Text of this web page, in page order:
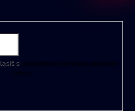
s podmínkami ochrany osobních
údajů